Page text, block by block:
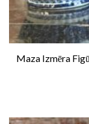
Maza Izmēra